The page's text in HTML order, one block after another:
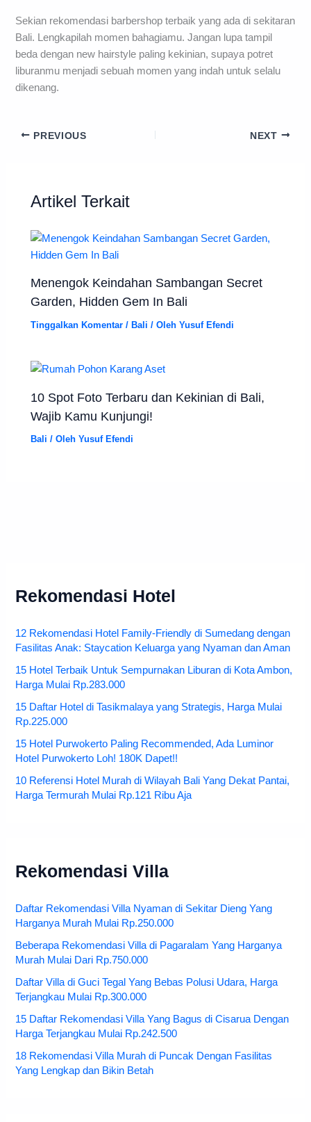
Sekian rekomendasi barbershop terbaik yang ada di sekitaran
Bali. Lengkapilah momen bahagiamu. Jangan lupa tampil
beda dengan new hairstyle paling kekinian, supaya potret
liburanmu menjadi sebuah momen yang indah untuk selalu
dikenang.
PREVIOUS NEXT
Artikel Terkait
Menengok Keindahan Sambangan Secret
Garden, Hidden Gem In Bali
Tinggalkan Komentar / Bali / OlehYusuf Efendi
10 Spot Foto Terbaru dan Kekinian di Bali,
Wajib Kamu Kunjungi!
Bali / OlehYusuf Efendi
Rekomendasi Hotel
12 Rekomendasi Hotel Family-Friendly di Sumedang dengan
Fasilitas Anak: Staycation Keluarga yang Nyaman dan Aman
15 Hotel Terbaik Untuk Sempurnakan Liburan di Kota Ambon,
Harga Mulai Rp.283.000
15 Daftar Hotel di Tasikmalaya yang Strategis, Harga Mulai
Rp.225.000
15 Hotel Purwokerto Paling Recommended, Ada Luminor
Hotel Purwokerto Loh! 180K Dapet!!
10 Referensi Hotel Murah di Wilayah Bali Yang Dekat Pantai,
Harga Termurah Mulai Rp.121 Ribu Aja
Rekomendasi Villa
Daftar Rekomendasi Villa Nyaman di Sekitar Dieng Yang
Harganya Murah Mulai Rp.250.000
Beberapa Rekomendasi Villa di Pagaralam Yang Harganya
Murah Mulai Dari Rp.750.000
Daftar Villa di Guci Tegal Yang Bebas Polusi Udara, Harga
Terjangkau Mulai Rp.300.000
15 Daftar Rekomendasi Villa Yang Bagus di Cisarua Dengan
Harga Terjangkau Mulai Rp.242.500
18 Rekomendasi Villa Murah di Puncak Dengan Fasilitas
Yang Lengkap dan Bikin Betah